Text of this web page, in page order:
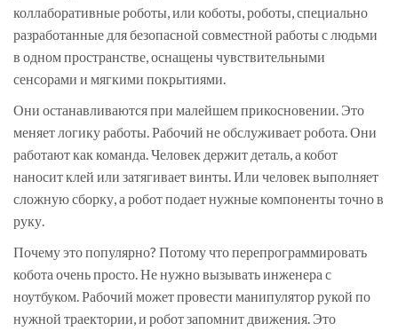
коллаборативные роботы, или коботы,роботы, специально
разработанные для безопасной совместной работы с людьми
в одном пространстве, оснащены чувствительными
сенсорами и мягкими покрытиями.
Они останавливаются при малейшем прикосновении. Это
меняет логику работы. Рабочий не обслуживает робота. Они
работают как команда. Человек держит деталь, а кобот
наносит клей или затягивает винты. Или человек выполняет
сложную сборку, а робот подает нужные компоненты точно в
руку.
Почему это популярно? Потому что перепрограммировать
кобота очень просто. Не нужно вызывать инженера с
ноутбуком. Рабочий может провести манипулятор рукой по
нужной траектории, и робот запомнит движения. Это